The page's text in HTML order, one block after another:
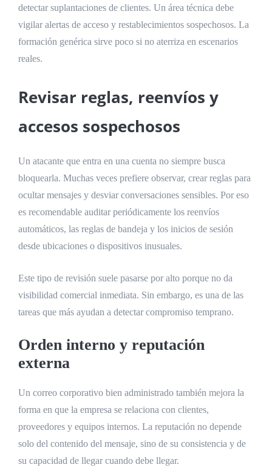
detectar suplantaciones de clientes. Un área técnica debe
vigilar alertas de acceso y restablecimientos sospechosos. La
formación genérica sirve poco si no aterriza en escenarios
reales.
Revisar reglas, reenvíos y
accesos sospechosos
Un atacante que entra en una cuenta no siempre busca
bloquearla. Muchas veces prefiere observar, crear reglas para
ocultar mensajes y desviar conversaciones sensibles. Por eso
es recomendable auditar periódicamente los reenvíos
automáticos, las reglas de bandeja y los inicios de sesión
desde ubicaciones o dispositivos inusuales.
Este tipo de revisión suele pasarse por alto porque no da
visibilidad comercial inmediata. Sin embargo, es una de las
tareas que más ayudan a detectar compromiso temprano.
Orden interno y reputación
externa
Un correo corporativo bien administrado también mejora la
forma en que la empresa se relaciona con clientes,
proveedores y equipos internos. La reputación no depende
solo del contenido del mensaje, sino de su consistencia y de
su capacidad de llegar cuando debe llegar.